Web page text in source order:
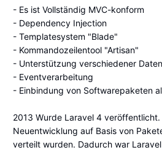
- Es ist Vollständig MVC-konform
- Dependency Injection
- Templatesystem "Blade"
- Kommandozeilentool "Artisan"
- Unterstützung verschiedener
- Eventverarbeitung
- Einbindung von Softwarepaketen
2013 Wurde Laravel 4
Neuentwicklung auf Basis von
verteilt wurden. Dadurch war